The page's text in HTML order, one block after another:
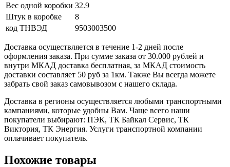
Вес одной коробки 32.9
Штук в коробке
8
код ТНВЭД
9503003500
Доставка осуществляется в течение 1-2 дней после
оформления заказа. При сумме заказа от 30.000 рублей и
внутри МКАД доставка бесплатная, за МКАД стоимость
доставки составляет 50 руб за 1км. Также Вы всегда можете
забрать свой заказ самовывозом с нашего склада.
Доставка в регионы осуществляется любыми транспортными
кампаниями, которые удобны Вам. Чаще всего наши
покупатели выбирают: ПЭК, ТК Байкал Сервис, ТК
Виктория, ТК Энергия. Услуги транспортной компании
оплачивает покупатель.
Похожие товары